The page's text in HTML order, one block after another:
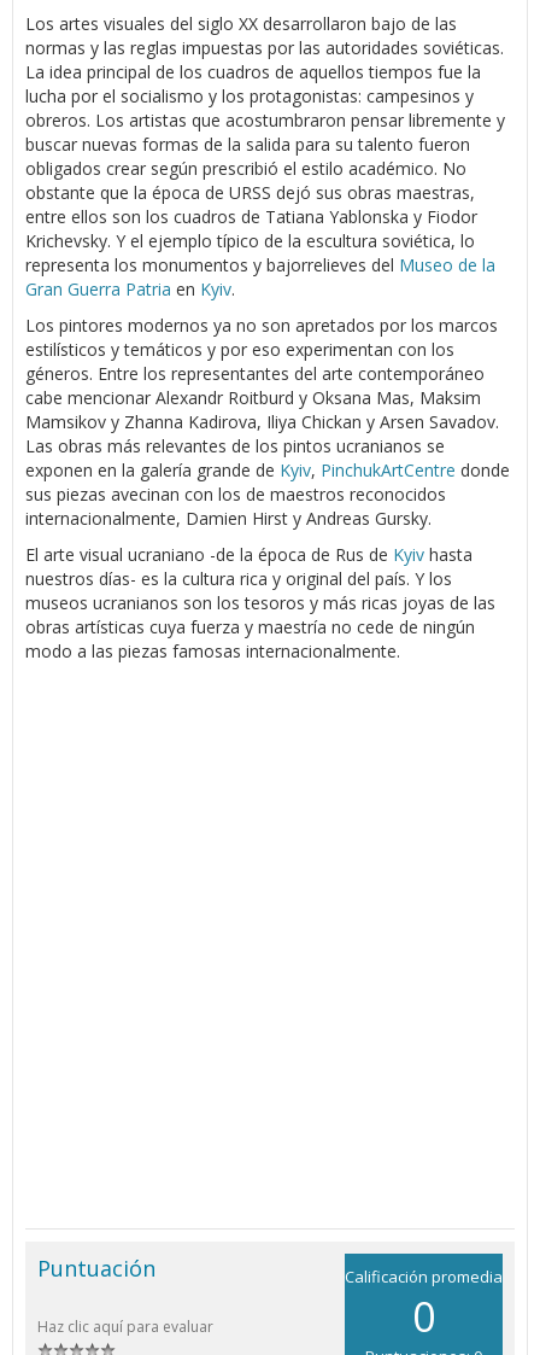
Los artes visuales del siglo XX desarrollaron bajo de las
normas y las reglas impuestas por las autoridades soviéticas.
La idea principal de los cuadros de aquellos tiempos fue la
lucha por el socialismo y los protagonistas: campesinos y
obreros. Los artistas que acostumbraron pensar libremente y
buscar nuevas formas de la salida para su talento fueron
obligados crear según prescribió el estilo académico. No
obstante que la época de URSS dejó sus obras maestras,
entre ellos son los cuadros de Tatiana Yablonska y Fiodor
Krichevsky. Y el ejemplo típico de la escultura soviética, lo
representa los monumentos y bajorrelieves del Museo de la
Gran Guerra Patria en Kyiv.
Los pintores modernos ya no son apretados por los marcos
estilísticos y temáticos y por eso experimentan con los
géneros. Entre los representantes del arte contemporáneo
cabe mencionar Alexandr Roitburd y Oksana Mas, Maksim
Mamsikov y Zhanna Kadirova, Iliya Chickan y Arsen Savadov.
Las obras más relevantes de los pintos ucranianos se
exponen en la galería grande de Kyiv, PinchukArtCentre donde
sus piezas avecinan con los de maestros reconocidos
internacionalmente, Damien Hirst y Andreas Gursky.
El arte visual ucraniano -de la época de Rus de Kyiv hasta
nuestros días- es la cultura rica y original del país. Y los
museos ucranianos son los tesoros y más ricas joyas de las
obras artísticas cuya fuerza y maestría no cede de ningún
modo a las piezas famosas internacionalmente.
Calificación promedia
0
Puntuación
Haz clic aquí para evaluar